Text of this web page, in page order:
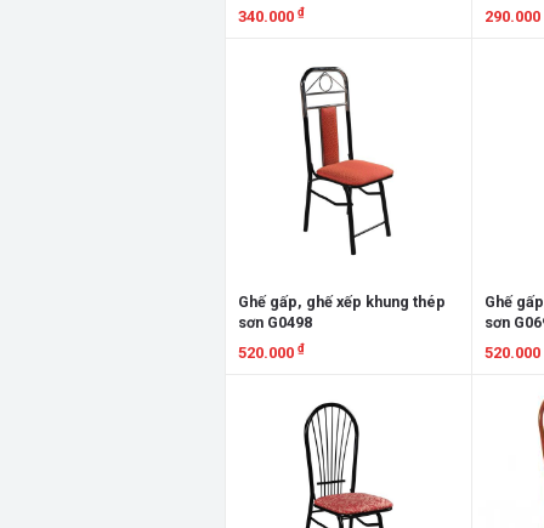
340.000 ₫
290.000
Ghế gấp, ghế xếp khung thép
sơn G0498
520.000 ₫
Ghế
sơn
520.000